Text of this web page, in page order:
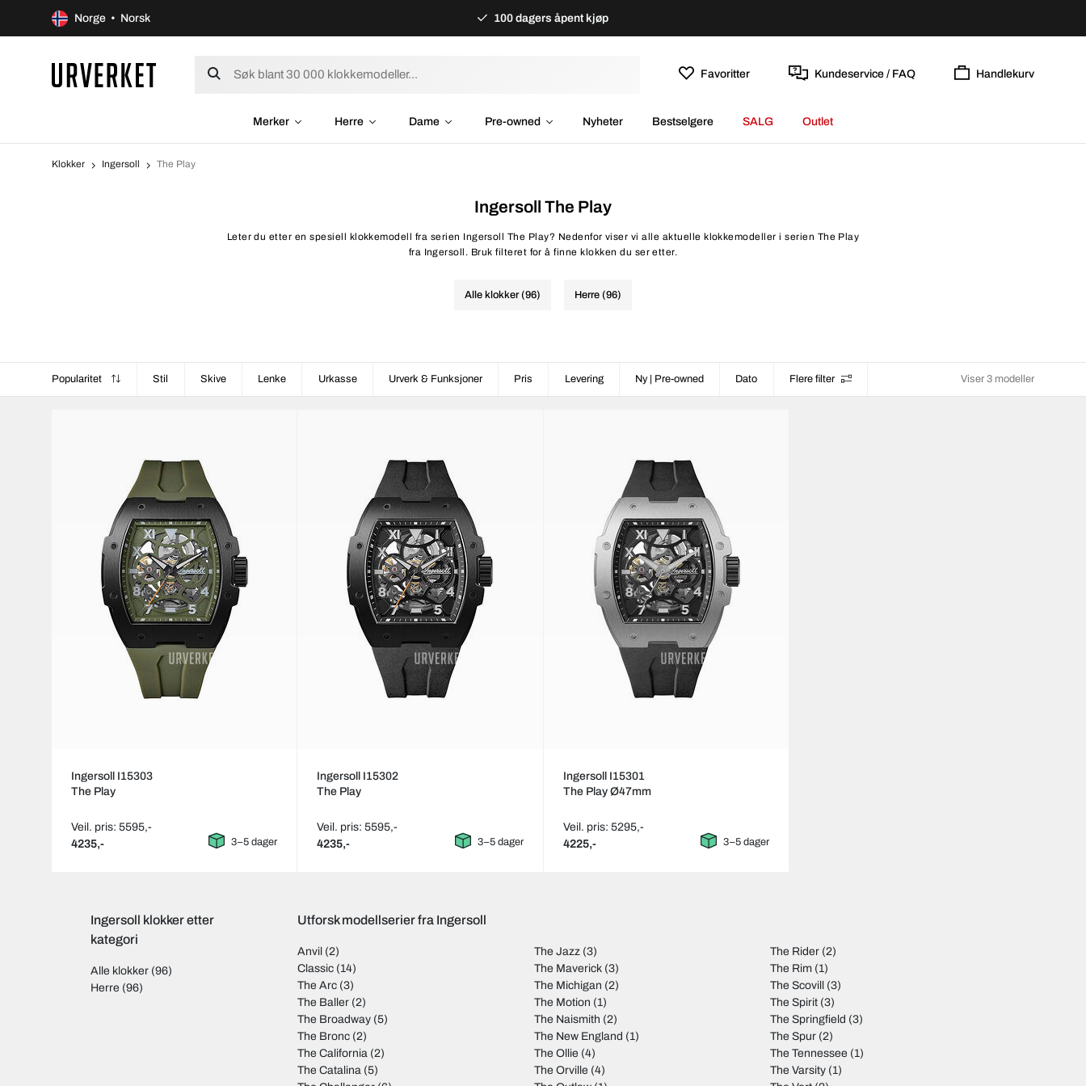
Norge • Norsk 100 dagers åpent kjøp
Favoritter Kundeservice / FAQ Handlekurv
Merker Herre Dame Pre-owned Nyheter Bestselgere SALG Outlet
Klokker Ingersoll The Play
Ingersoll The Play
Leter du etter en spesiell klokkemodell fra serien Ingersoll The Play? Nedenfor viser vi alle aktuelle klokkemodeller i serien The Play
fra Ingersoll. Bruk filteret for å finne klokken du ser etter.
Alle klokker (96) Herre (96)
Popularitet Stil Skive Lenke Urkasse Urverk & Funksjoner Pris Levering Ny | Pre-owned Dato Flere filter Viser 3 modeller
Ingersoll I15303
The Play
Veil. pris: 5595,-
4235,- 3–5 dager
Ingersoll I15302
The Play
Veil. pris: 5595,-
4235,- 3–5 dager
Ingersoll I15301
The Play Ø47mm
Veil. pris: 5295,-
4225,- 3–5 dager
Ingersoll klokker etter
kategori
Alle klokker (96)
Herre (96)
Utforsk modellserier fra Ingersoll
Anvil (2)
Classic (14)
The Arc (3)
The Baller (2)
The Broadway (5)
The Bronc (2)
The California (2)
The Catalina (5)
The Jazz(3)
The Maverick(3)
The Michigan (2)
The Motion (1)
The Naismith (2)
The New England (1)
The Ollie (4)
The Orville (4)
The Rider (2)
The Rim (1)
The Scovill
(3)
The Spirit (3)
The Springfield (3)
The Spur (2)
The Tennessee (1)
The Varsity (1)